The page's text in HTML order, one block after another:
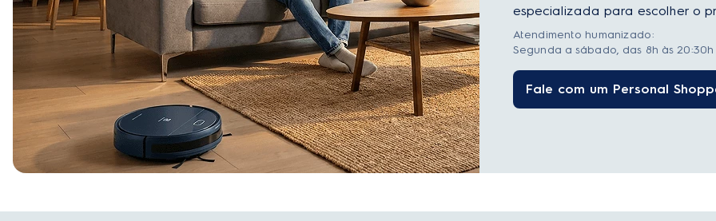
especializada para escolher o
Atendimento humanizado:
Segunda a sábado, das 8h às
Fale com um Personal